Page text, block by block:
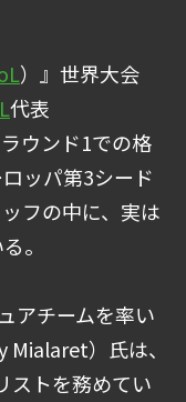
）』世界大会
代表
ウンド1での格
ッパ第3シード
フの中に、実は
。
アチームを率い
Mialaret）氏は、
ストを務めてい